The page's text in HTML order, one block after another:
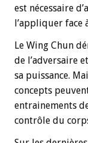
est nécessaire
l’appliquer face
Le Wing Chun
de l’adversaire
sa puissance.
concepts
entrainements
contrôle du